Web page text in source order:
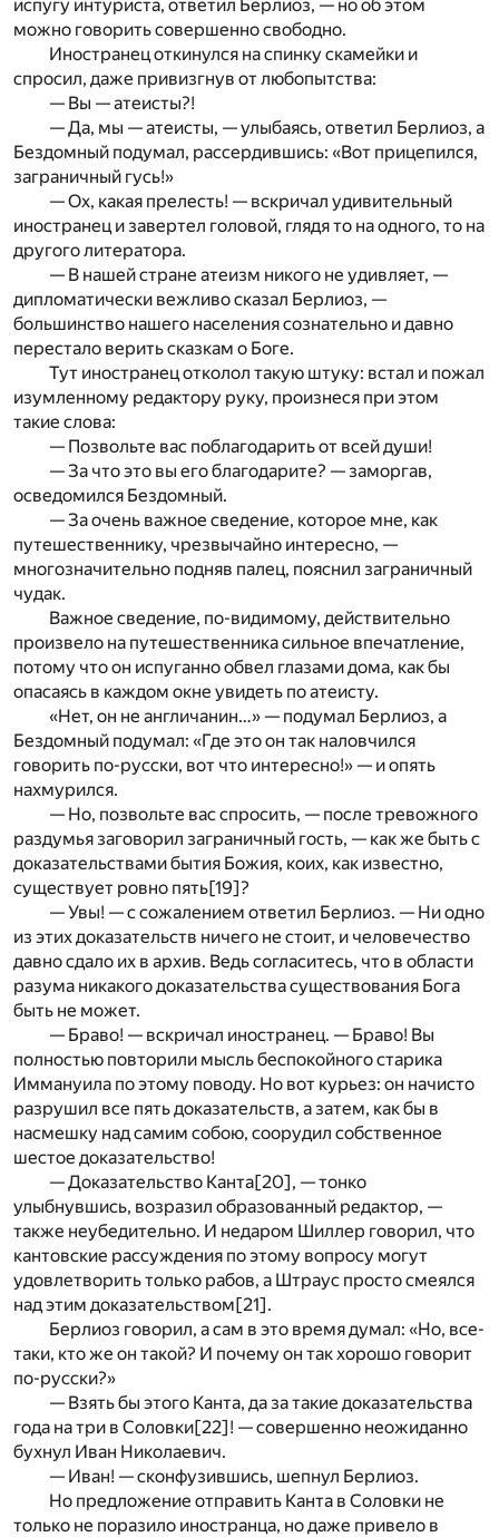
испугу интуриста, ответил Берлиоз, — но об этом
можно говорить совершенно свободно.
Иностранец откинулся на спинку скамейки и
спросил, даже привизгнув от любопытства:
— Вы — атеисты?!
— Да, мы — атеисты, — улыбаясь, ответил Берлиоз, а
Бездомный подумал, рассердившись: «Вот прицепился,
заграничный гусь!»
— Ох, какая прелесть! — вскричал удивительный
иностранец и завертел головой, глядя то на одного, то на
другого литератора.
— В нашей стране атеизм никого не удивляет, —
дипломатически вежливо сказал Берлиоз, —
большинство нашего населения сознательно и давно
перестало верить сказкам о Боге.
Тут иностранец отколол такую штуку: встал и пожал
изумленному редактору руку, произнеся при этом
такие слова:
— Позвольте вас поблагодарить от всей души!
— За что это вы его благодарите? — заморгав,
осведомился Бездомный.
— За очень важное сведение, которое мне, как
путешественнику, чрезвычайно интересно, —
многозначительно подняв палец, пояснил заграничный
чудак.
Важное сведение, по-видимому, действительно
произвело на путешественника сильное впечатление,
потому что он испуганно обвел глазами дома, как бы
опасаясь в каждом окне увидеть по атеисту.
«Нет, он не англичанин…» — подумал Берлиоз, а
Бездомный подумал: «Где это он так наловчился
говорить по-русски, вот что интересно!» — и опять
нахмурился.
— Но, позвольте вас спросить, — после тревожного
раздумья заговорил заграничный гость, — как же быть с
доказательствами бытия Божия, коих, как известно,
существует ровно пять[19]?
— Увы! — с сожалением ответил Берлиоз. — Ни одно
из этих доказательств ничего не стоит, и человечество
давно сдало их в архив. Ведь согласитесь, что в области
разума никакого доказательства существования Бога
быть не может.
— Браво! — вскричал иностранец. — Браво! Вы
полностью повторили мысль беспокойного старика
Иммануила по этому поводу. Но вот курьез: он начисто
разрушил все пять доказательств, а затем, как бы в
насмешку над самим собою, соорудил собственное
шестое доказательство!
— Доказательство Канта[20], — тонко
улыбнувшись, возразил образованный редактор, —
также неубедительно. И недаром Шиллер говорил, что
кантовские рассуждения по этому вопросу могут
удовлетворить только рабов, а Штраус просто смеялся
над этим доказательством[21].
Берлиоз говорил, а сам в это время думал: «Но, все-
таки, кто же он такой? И почему он так хорошо говорит
по-русски?»
— Взять бы этого Канта, да за такие доказательства
года на три в Соловки[22]! — совершенно неожиданно
бухнул Иван Николаевич.
— Иван! — сконфузившись, шепнул Берлиоз.
Но предложение отправить Канта в Соловки не
только не поразило иностранца, но даже привело в